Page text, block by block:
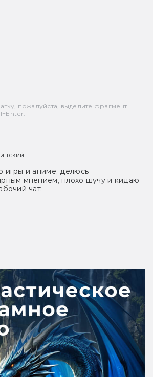
пожалуйста, выделите фрагмент
игры и аниме, делюсь
мнением, плохо шучу и кидаю
чат.